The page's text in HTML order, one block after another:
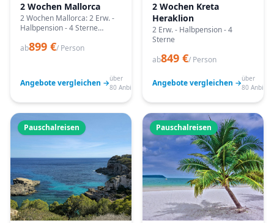
2 Wochen Mallorca
2 Wochen Mallorca: 2 Erw. -
Halbpension - 4 Sterne
passende Termine prüfen
ab899 €/ Person
Angebote vergleichen →über
80 Anbieter
2 Wochen Kreta
Heraklion
2 Erw. - Halbpension - 4
Sterne
ab849 €/ Person
Angebote vergleichen →über
80
Pauschalreisen Pauschalreisen